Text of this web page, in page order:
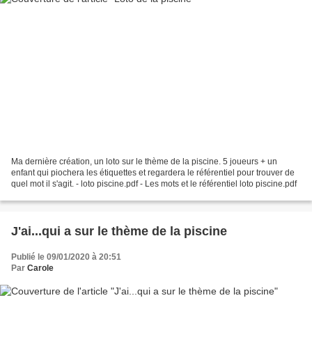
Ma dernière création, un loto sur le thème de la piscine. 5 joueurs + un
enfant qui piochera les étiquettes et regardera le référentiel pour trouver de
quel mot il s'agit. - loto piscine.pdf - Les mots et le référentiel loto piscine.pdf
J'ai...qui a sur le thème de la piscine
Publié le 09/01/2020 à 20:51
Par Carole